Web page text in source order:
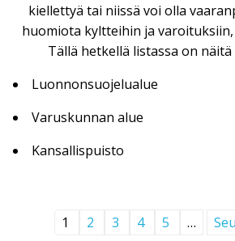
kiellettyä tai niissä voi olla
huomiota kyltteihin ja
Tällä hetkellä listassa on
Luonnonsuojelualue
Varuskunnan alue
Kansallispuisto
1 2 3 4 5 …